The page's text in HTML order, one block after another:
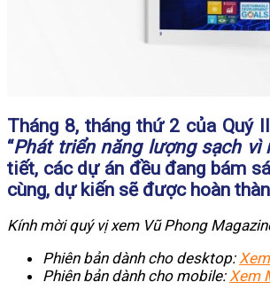
Tháng 8, tháng thứ 2 của Quý
“Phát triển năng lượng sạch
tiết, các dự án đều đang bám
cùng, dự kiến sẽ được hoàn
Kính mời quý vị xem Vũ Phong
Phiên bản dành cho desktop:
Phiên bản dành cho mobile: Xem